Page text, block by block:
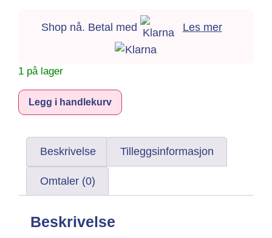
Shop nå. Betal med Les mer
1 på lager
Legg i handlekurv
Beskrivelse Tilleggsinformasjon
Omtaler (0)
Beskrivelse